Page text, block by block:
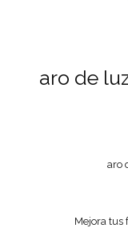
aro de
aro
Mejora tus